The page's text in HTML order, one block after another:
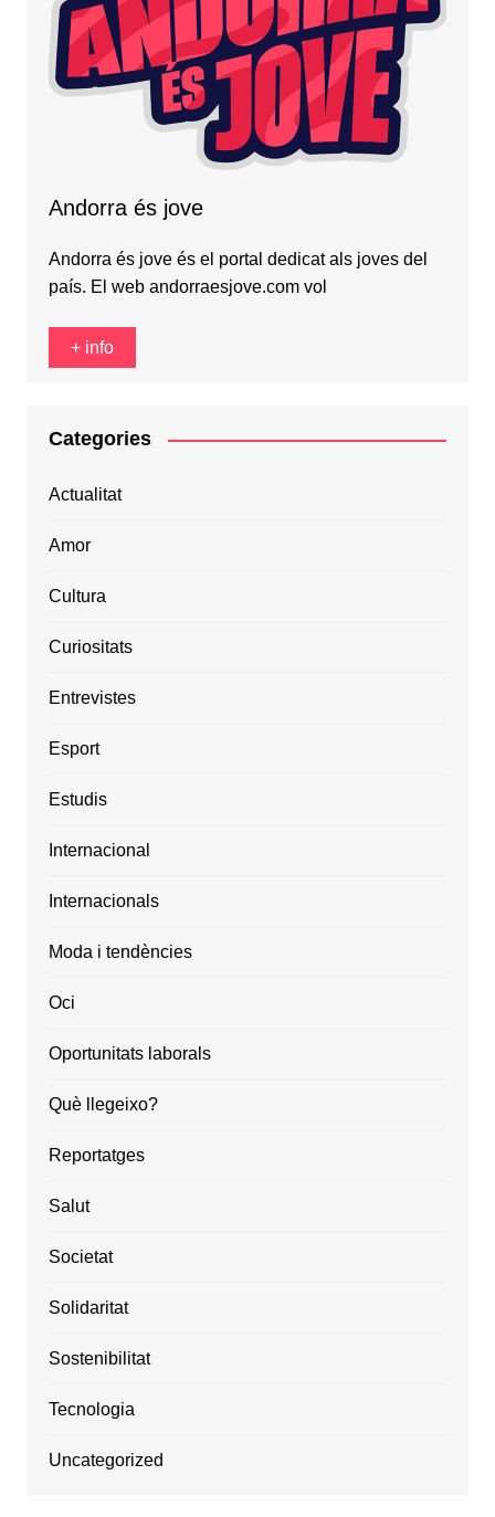
Andorra és jove
Andorra és jove és el portal dedicat als joves del
país. El web andorraesjove.com vol
+ info
Categories
Actualitat
Amor
Cultura
Curiositats
Entrevistes
Esport
Estudis
Internacional
Internacionals
Moda i tendències
Oci
Oportunitats laborals
Què llegeixo?
Reportatges
Salut
Societat
Solidaritat
Sostenibilitat
Tecnologia
Uncategorized